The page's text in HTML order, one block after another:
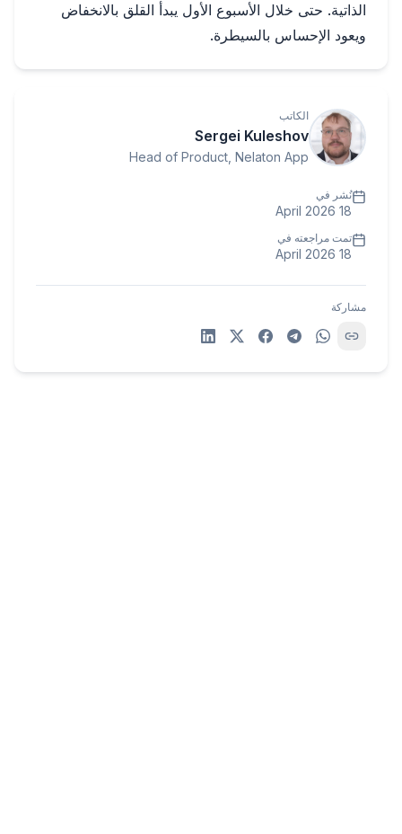
الذاتية. حتى خلال الأسبوع الأول يبدأ القلق بالانخفاض
ويعود الإحساس بالسيطرة.
الكاتب
Sergei Kuleshov
Head of Product, Nelaton App
نُشر في
18 April 2026
تمت مراجعته في
18 April 2026
مشاركة